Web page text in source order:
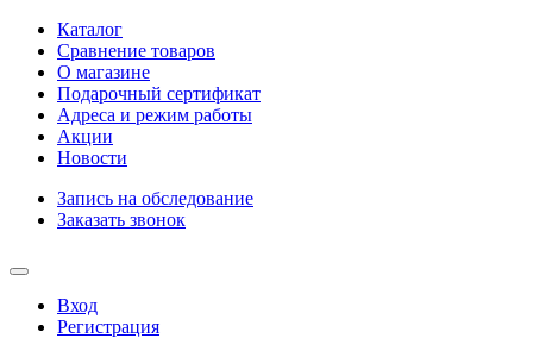
Каталог
Сравнение товаров
О магазине
Подарочный сертификат
Адреса и режим работы
Акции
Новости
Запись на обследование
Заказать звонок
Вход
Регистрация